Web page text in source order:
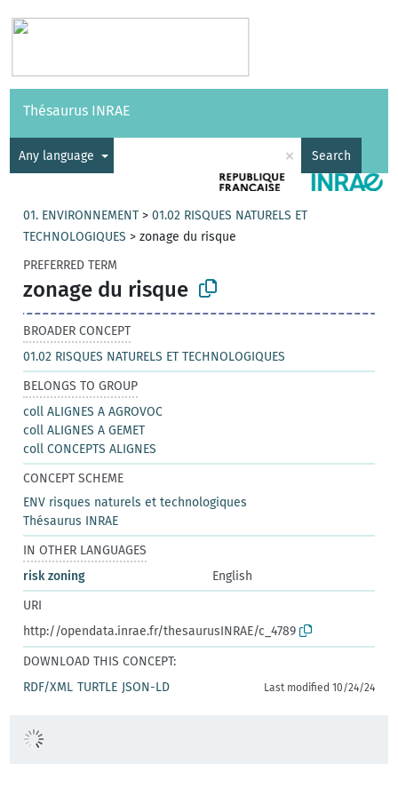
Vocabularies API
Thésaurus INRAE
Any language × Search
01. ENVIRONNEMENT >01.02 RISQUES NATURELS ET
TECHNOLOGIQUES >zonage du risque
PREFERRED TERM
zonage du risque
BROADER CONCEPT
01.02 RISQUES NATURELS ET TECHNOLOGIQUES
BELONGS TO GROUP
coll ALIGNES A AGROVOC
coll ALIGNES A GEMET
coll CONCEPTS ALIGNES
CONCEPT SCHEME
ENV risques naturels et technologiques
Thésaurus INRAE
IN OTHER LANGUAGES
risk zoning
English
URI
http://opendata.inrae.fr/thesaurusINRAE/c_4789
DOWNLOAD THIS CONCEPT:
RDF/XML TURTLE JSON-LD Last modified 10/24/24